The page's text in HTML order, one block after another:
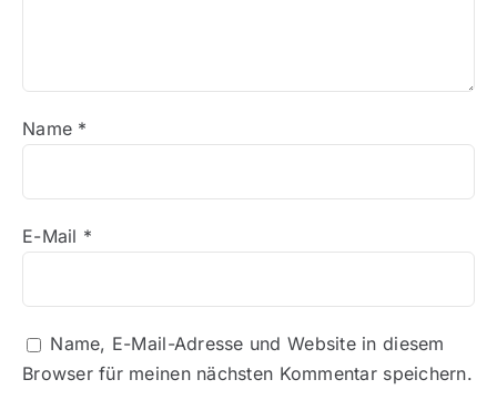
Name *
E-Mail *
Name, E-Mail-Adresse und Website in diesem
Browser für meinen nächsten Kommentar speichern.